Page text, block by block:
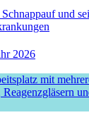
und
2026